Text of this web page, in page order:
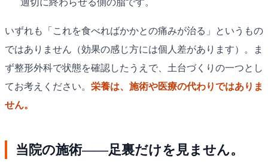
いずれも「これを食べればかかとの痛みが治る」というもの
ではありません（効果の感じ方には個人差があります）。ま
ず整形外科で状態を確認したうえで、土台づくりの一つとし
てお考えください。 栄養は、施術や医療の代わりではありま
せん。
当院の施術——足裏だけを見ません。